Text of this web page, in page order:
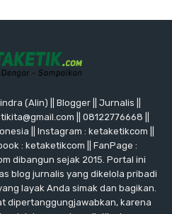
(Alin) || Blogger || Jurnalis ||
|| 08122776668 ||
|| Instagram : ketaketikcom ||
: ketaketikcom || FanPage :
dibangun sejak 2015. Portal ini
blog jurnalis yang dikelola pribadi
layak Anda simak dan bagikan.
dipertanggungjawabkan, karena